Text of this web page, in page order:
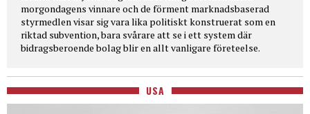
morgondagens vinnare och de förment marknadsbaserad
styrmedlen visar sig vara lika politiskt konstruerat som en
riktad subvention, bara svårare att se i ett system där
bidragsberoende bolag blir en allt vanligare företeelse.
USA